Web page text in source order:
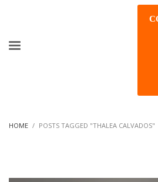
HOME POSTS TAGGED "THALEA CALVADOS"